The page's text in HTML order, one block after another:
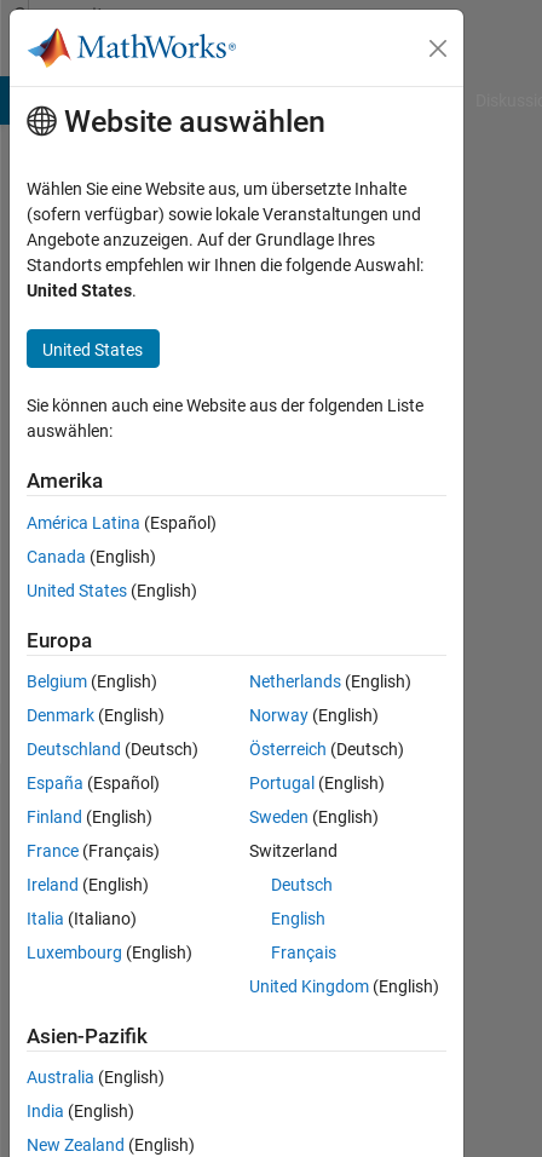
Weiter zum Inhalt
Community
Profile
Gayani
Last
seen:
mehr
als 2
Jahre
|
Aktiv
2023
Followers:
0
Statistik
BEITRÄGE L
-2
-1
1
2
3
4
Website auswählen
Wählen Sie eine Website aus, um übersetzte Inhalte
(sofern verfügbar) sowie lokale Veranstaltungen und
Angebote anzuzeigen. Auf der Grundlage Ihres
Standorts empfehlen wir Ihnen die folgende Auswahl:
United States.
United States
Sie können auch eine Website aus der folgenden Liste
auswählen:
Amerika
América Latina (Español)
Canada (English)
United States (English)
Europa
Belgium (English)
Denmark (English)
Deutschland (Deutsch)
España (Español)
Finland (English)
France (Français)
Ireland (English)
Italia (Italiano)
Luxembourg (English)
Netherlands (English)
Norway (English)
Österreich (Deutsch)
Portugal (English)
Sweden (English)
Switzerland
Deutsch
English
Français
United Kingdom (English)
Asien-Pazifik
Australia (English)
India (English)
New Zealand (English)